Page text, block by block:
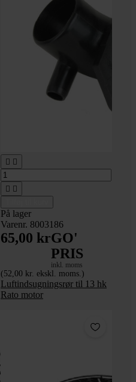
 
 
På lager
Varenr. 8003186
65,00 krGO'
PRIS
inkl. moms
(52,00 kr. ekskl. moms.)
Luftindsugningsrør til 13 hk
Rato motor